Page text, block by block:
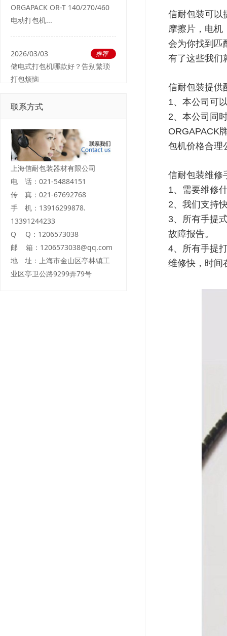
ORGAPACK OR-T 140/270/460
电动打包机...
推荐
2026/03/03
储电式打包机哪款好？告别繁琐
打包烦恼
联系方式
上海信耐包装器材有限公司
电 话：021-54884151
传 真：021-67692768
手 机：13916299878.
13391244233
Q Q：1206573038
邮 箱：1206573038@qq.com
地 址：上海市金山区亭林镇工
业区亭卫公路9299弄79号
信耐包装可以
摩擦片，电机
会为你找到匹
有了这些我们
信耐包装提供
1、本公司可
2、本公司同
ORGAPACK
包机价格合理
信耐包装维修
1、需要维修
2、我们支持
3、所有手提
故障报告。
4、所有手提
维修快，时间